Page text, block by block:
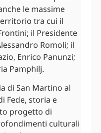
le massime
tra cui il
il Presidente
Romoli; il
Enrico Panunzi;
Pamphilj.
di San Martino al
Fede, storia e
progetto di
culturali